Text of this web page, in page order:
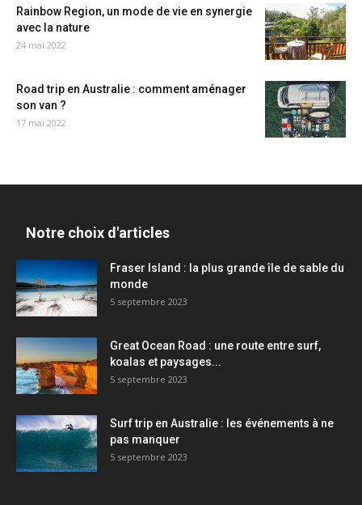
Rainbow Region, un mode de vie en synergie
avec la nature
24 mai 2022
Road trip en Australie : comment aménager
son van ?
17 mai 2022
Notre choix d'articles
Fraser Island : la plus grande île de sable du
monde
5 septembre 2023
Great Ocean Road : une route entre surf,
koalas et paysages...
5 septembre 2023
Surf trip en Australie : les événements à ne
pas manquer
5 septembre 2023